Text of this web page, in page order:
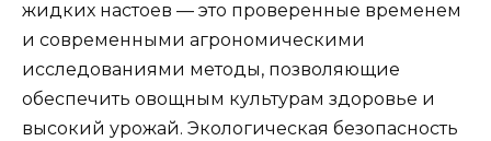
жидких настоев — это проверенные временем
и современными агрономическими
исследованиями методы, позволяющие
обеспечить овощным культурам здоровье и
высокий урожай. Экологическая безопасность